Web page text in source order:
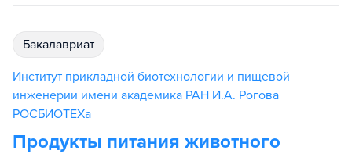
бакалавриат
Институт прикладной биотехнологии и пищевой
инженерии имени академика РАН И.А. Рогова
РОСБИОТЕХа
Продукты питания животного